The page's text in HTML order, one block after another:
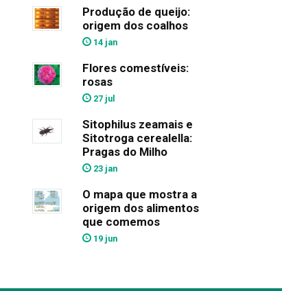
Produção de queijo:
origem dos coalhos
14 jan
Flores comestíveis:
rosas
27 jul
Sitophilus zeamais e
Sitotroga cerealella:
Pragas do Milho
23 jan
O mapa que mostra a
origem dos alimentos
que comemos
19 jun